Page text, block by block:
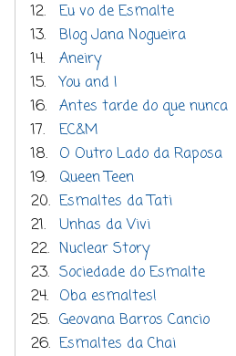
12.
Eu vo de Esmalte
13.
Blog Jana Nogueira
14.
Aneiry
15.
You and I
16. Antes tarde do que nunca
17.
EC&M
18. O Outro Lado da Raposa
19.
Queen Teen
20. Esmaltes da Tati
21.
Unhas da Vivi
22. Nuclear Story
23. Sociedade do Esmalte
24. Oba esmaltes!
25. Geovana Barros Cancio
26. Esmaltes da Chai